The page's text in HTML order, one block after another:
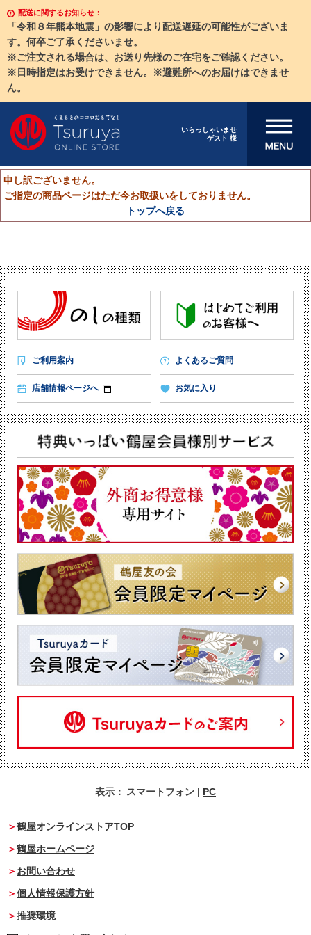
配送に関するお知らせ：
「令和８年熊本地震」の影響により配送遅延の可能性がございま
す。何卒ご了承くださいませ。
※ご注文される場合は、お送り先様のご在宅をご確認ください。
※日時指定はお受けできません。※避難所へのお届けはできませ
ん。
いらっしゃいませ
ゲスト 様
メニューを開
申し訳ございません。
ご指定の商品ページはただ今お取扱いをしておりません。
トップへ戻る
ご利用案内 よくあるご質問
店舗情報ページへ お気に入り
表示： スマートフォン | PC
鶴屋オンラインストアTOP
鶴屋ホームページ
お問い合わせ
個人情報保護方針
推奨環境